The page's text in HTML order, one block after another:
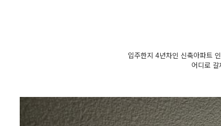
입주한지 4년차인 신축아파트
어디로